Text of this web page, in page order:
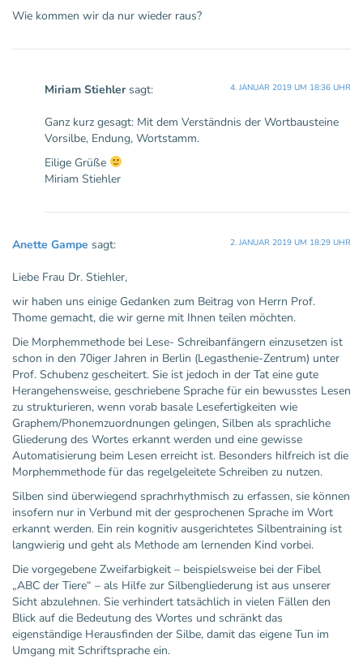
Wie kommen wir da nur wieder raus?
Miriam Stiehler sagt: 4. JANUAR 2019 UM 18:36 UHR
Ganz kurz gesagt: Mit dem Verständnis der Wortbausteine
Vorsilbe, Endung, Wortstamm.
Eilige Grüße
Miriam Stiehler
Anette Gampe sagt: 2. JANUAR 2019 UM 18:29 UHR
Liebe Frau Dr. Stiehler,
wir haben uns einige Gedanken zum Beitrag von Herrn Prof.
Thome gemacht, die wir gerne mit Ihnen teilen möchten.
Die Morphemmethode bei Lese- Schreibanfängern einzusetzen ist
schon in den 70iger Jahren in Berlin (Legasthenie-Zentrum) unter
Prof. Schubenz gescheitert. Sie ist jedoch in der Tat eine gute
Herangehensweise, geschriebene Sprache für ein bewusstes Lesen
zu strukturieren, wenn vorab basale Lesefertigkeiten wie
Graphem/Phonemzuordnungen gelingen, Silben als sprachliche
Gliederung des Wortes erkannt werden und eine gewisse
Automatisierung beim Lesen erreicht ist. Besonders hilfreich ist die
Morphemmethode für das regelgeleitete Schreiben zu nutzen.
Silben sind überwiegend sprachrhythmisch zu erfassen, sie können
insofern nur in Verbund mit der gesprochenen Sprache im Wort
erkannt werden. Ein rein kognitiv ausgerichtetes Silbentraining ist
langwierig und geht als Methode am lernenden Kind vorbei.
Die vorgegebene Zweifarbigkeit – beispielsweise bei der Fibel
„ABC der Tiere“ – als Hilfe zur Silbengliederung ist aus unserer
Sicht abzulehnen. Sie verhindert tatsächlich in vielen Fällen den
Blick auf die Bedeutung des Wortes und schränkt das
eigenständige Herausfinden der Silbe, damit das eigene Tun im
Umgang mit Schriftsprache ein.